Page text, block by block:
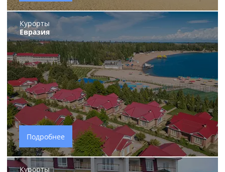
Курорты
Евразия
Подробнее
Курорты